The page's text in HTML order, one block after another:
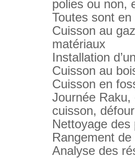
polies ou non,
Toutes sont
Cuisson au
matériaux
Installation
Cuisson au
Cuisson en
Journée Raku,
cuisson,
Nettoyage des
Rangement de
Analyse des